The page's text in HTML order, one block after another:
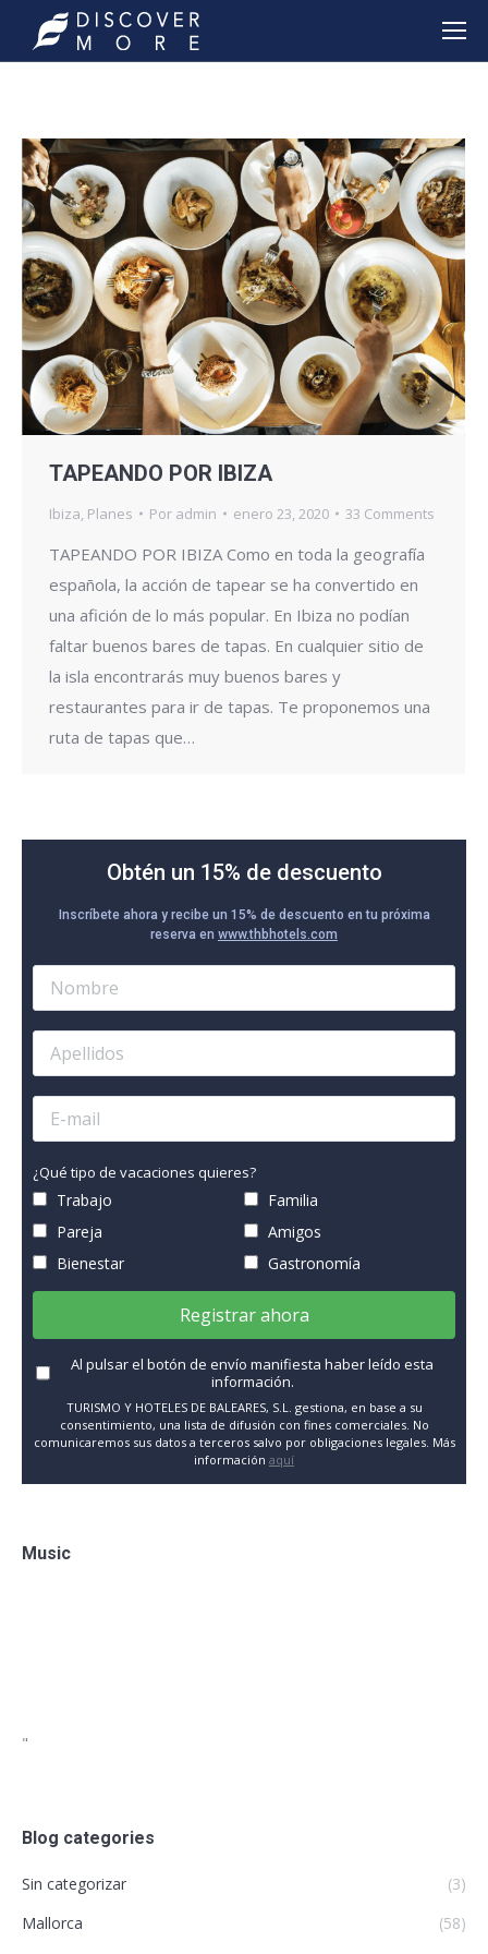
TAPEANDO POR IBIZA
Ibiza Planes Por admin enero 23, 2020 33 Comments
TAPEANDO POR IBIZA Como en toda la geografía
española, la acción de tapear se ha convertido en
una afición de lo más popular. En Ibiza no podían
faltar buenos bares de tapas. En cualquier sitio de
la isla encontrarás muy buenos bares y
restaurantes para ir de tapas. Te proponemos una
ruta de tapas que…
Obtén un 15% de descuento
Inscríbete ahora y recibe un 15% de descuento en tu próxima
reserva en www.thbhotels.com
¿Qué tipo de vacaciones quieres?
Trabajo
Familia
Pareja
Amigos
Bienestar
Gastronomía
Registrar ahora
Al pulsar el botón de envío manifiesta haber leído esta
información.
TURISMO Y HOTELES DE BALEARES, S.L. gestiona, en base a su
consentimiento, una lista de difusión con fines comerciales. No
comunicaremos sus datos a terceros salvo por obligaciones legales. Más
información aquí
Music
"
Blog categories
Sin categorizar
(3)
Mallorca
(58)